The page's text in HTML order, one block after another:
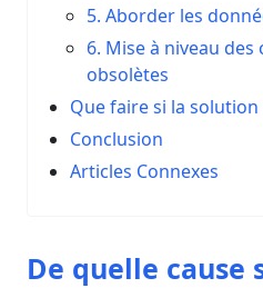
5. Aborder les
6. Mise à niveau des
obsolètes
Que faire si la
Conclusion
Articles Connexes
De quelle cause